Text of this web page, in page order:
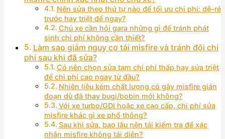
Nên sửa theo thứ tự nào để tối ưu chi phí: dễ–rẻ
trước hay triệt để ngay?
Chủ xe cần hỏi gara những gì để tránh phát
sinh chi phí không cần thiết?
Làm sao giảm nguy cơ tái misfire và tránh đội chi
phí sau khi đã sửa?
Có nên chọn sửa tạm chi phí thấp hay sửa triệt
để chi phí cao ngay từ đầu?
Nhiên liệu kém chất lượng có gây misfire gián
đoạn dù đã thay bugi/bobin mới không?
Với xe turbo/GDI hoặc xe cao cấp, chi phí sửa
misfire khác gì xe phổ thông?
Sau khi sửa, bao lâu nên tái kiểm tra để xác
nhận misfire không tái diễn?